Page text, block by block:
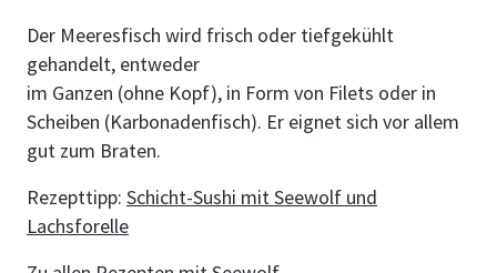
Der Meeresfisch wird frisch oder tiefgekühlt
gehandelt, entweder
im Ganzen (ohne Kopf), in Form von Filets oder in
Scheiben (Karbonadenfisch). Er eignet sich vor allem
gut zum Braten.
Rezepttipp: Schicht-Sushi mit Seewolf und
Lachsforelle